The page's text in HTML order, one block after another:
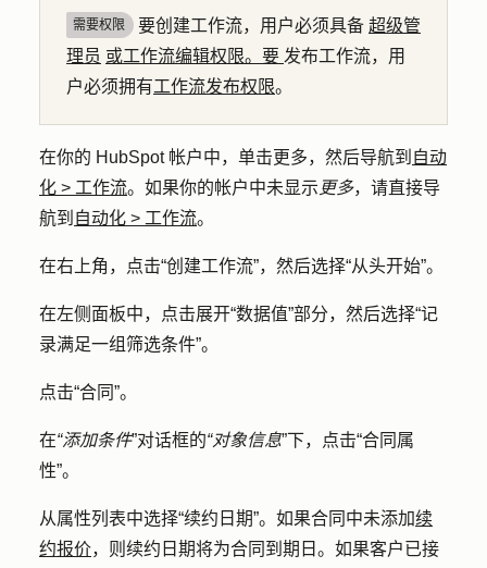
需要权限 要创建工作流，用户必须具备 超级管
理员 或工作流编辑权限。要 发布工作流，用
户必须拥有工作流发布权限。
在你的 HubSpot 帐户中，单击更多，然后导航到 自动
化 > 工作流。如果你的帐户中未显示 更多，请直接导
航到 自动化 > 工作流。
在右上角，点击“创建工作流”， 然后选择“从头开始”。
在左侧面板中，点击展开“数据值”部分，然后选择“记
录满足一组筛选条件”。
点击“合同”。
在“添加条件”对话框的“对象信息”下，点击“合同属
性”。
从属性列表中选择“续约日期”。如果合同中未添加续
约报价，则续约日期将为合同到期日。如果客户已接